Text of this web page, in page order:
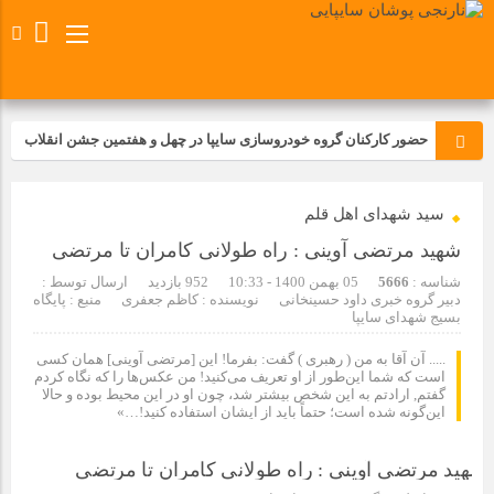
حضور کارکنان گروه خودروسازی سایپا در چهل و هفتمین جشن انقلاب
تجدید بیعت کارکنان شرکت پارس خودرو با آرمان های رهبر کبیر و فقید
انقلاب اسلامی ایران
مسابقات ورزشی در مگاموتوربا استقبال کارکنان برگزار شد
مراسم عزاداری و ذکرمصیبت سالروز شهادت امام محمدتقی(ع) در
شرکت زامیاد
تجربه‌ای میدانی از صنعت برای دانش‌آموزان فنی‌وحرفه‌ای؛ بازدید
سید شهدای اهل قلم
شهید مرتضی آوینی : راه طولانی کامران تا مرتضی
شناسه : 5666 05 بهمن 1400 - 10:33
ارسال توسط :
دبیر گروه خبری داود حسینخانی
نویسنده : کاظم جعفری
منبع : پایگاه
بسیج شهدای سایپا
..... آن آقا به من ( رهبری ) گفت: بفرما! این [مرتضی آوینی] همان کسی
است که شما این‌طور از او تعریف می‌کنید! من عکس‌ها را که نگاه کردم
گفتم, ارادتم به این شخص بیشتر شد، چون او در این محیط بوده و حالا
این‌گونه شده است؛ حتماً باید از ایشان استفاده کنید!…»